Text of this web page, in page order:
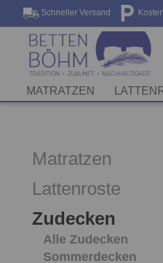
Schneller Versand
MATRATZEN
Matratzen
Lattenroste
Zudecken
Alle Zudecken
Sommerdecken